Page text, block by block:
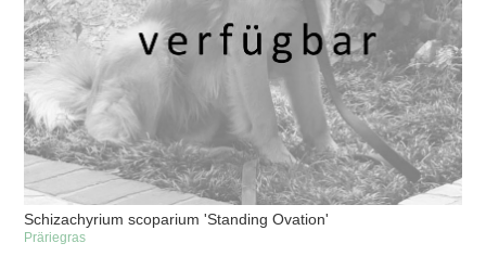
Schizachyrium scoparium 'Standing Ovation'
Präriegras